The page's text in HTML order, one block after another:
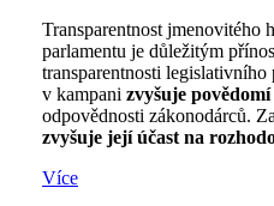
Transparentnost jmenovitého
parlamentu je důležitým
transparentnosti
v kampani zvyšuje
odpovědnosti zákonodárců.
zvyšuje její účast na
Více